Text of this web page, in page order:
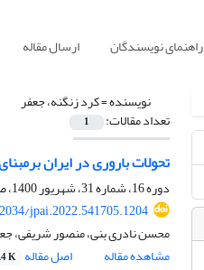
راهنمای نویسندگان ارسال مقاله
نویسنده =کرد زنگنه، جعفر
تعداد مقالات: 1
تحولات باروری در ایران برمبنای
دوره 16، شماره 31، شهریور 1400، صفحه
jpai.2022.541705.1204
محسن نادری بنی، منصور شریفی،
مشاهده مقاله
اصل مقاله K